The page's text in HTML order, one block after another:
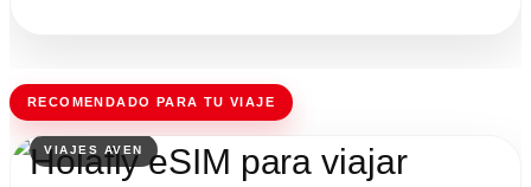
RECOMENDADO PARA TU VIAJE